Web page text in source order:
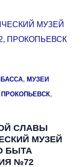
,МУЗЕИ
ПРОКОПЬЕВСК,
СЛАВЫ
МУЗЕЙ
БЫТА
№72